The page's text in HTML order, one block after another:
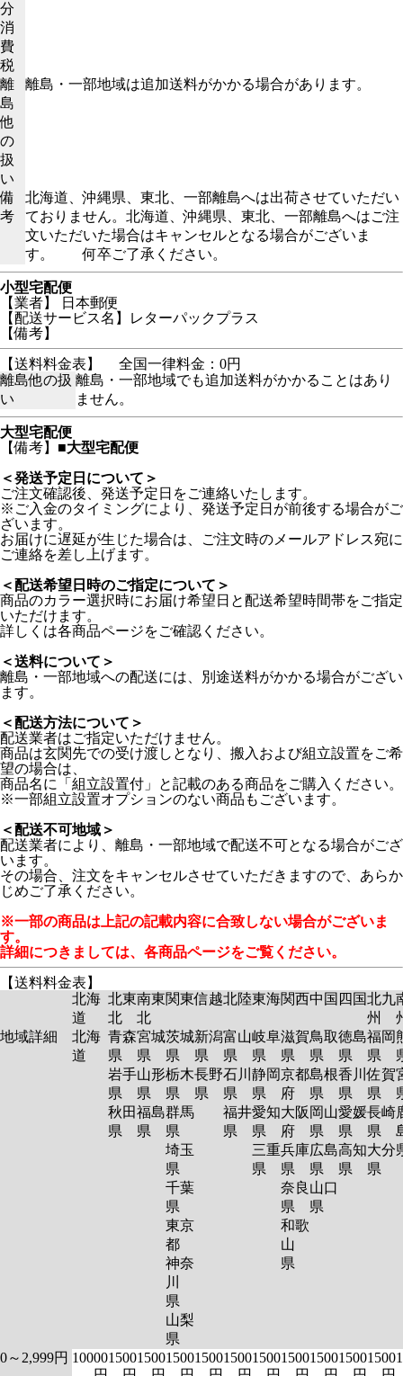
分
消
費
税
離
島
他
の
扱
い
離島・一部地域は追加送料がかかる場合があります。
備
考
北海道、沖縄県、東北、一部離島へは出荷させていただい
ておりません。北海道、沖縄県、東北、一部離島へはご注
文いただいた場合はキャンセルとなる場合がございま
す。 何卒ご了承ください。
小型宅配便
【業者】 日本郵便
【配送サービス名】レターパックプラス
【備考】
【送料料金表】
全国一律料金：0円
離島他の扱
い
離島・一部地域でも追加送料がかかることはあり
ません。
大型宅配便
【備考】 ■大型宅配便
＜発送予定日について＞
ご注文確認後、発送予定日をご連絡いたします。
※ご入金のタイミングにより、発送予定日が前後する場合がご
ざいます。
お届けに遅延が生じた場合は、ご注文時のメールアドレス宛に
ご連絡を差し上げます。
＜配送希望日時のご指定について＞
商品のカラー選択時にお届け希望日と配送希望時間帯をご指定
いただけます。
詳しくは各商品ページをご確認ください。
＜送料について＞
離島・一部地域への配送には、別途送料がかかる場合がござい
ます。
＜配送方法について＞
配送業者はご指定いただけません。
商品は玄関先での受け渡しとなり、搬入および組立設置をご希
望の場合は、
商品名に「組立設置付」と記載のある商品をご購入ください。
※一部組立設置オプションのない商品もございます。
＜配送不可地域＞
配送業者により、離島・一部地域で配送不可となる場合がござ
います。
その場合、注文をキャンセルさせていただきますので、あらか
じめご了承ください。
※一部の商品は上記の記載内容に合致しない場合がございま
す。
詳細につきましては、各商品ページをご覧ください。
【送料料金表】
北海
道
北東
北
南東
北
関東信越北陸東海関西中国 四国北九
州
地域詳細
北海
道
青森
県
岩手
県
秋田
県
宮城
県
山形
県
福島
県
茨城
県
栃木
県
群馬
県
埼玉
県
千葉
県
東京
都
神奈
川
県
山梨
県
新潟
県
長野
県
富山
県
石川
県
福井
県
岐阜
県
静岡
県
愛知
県
三重
県
滋賀
県
京都
府
大阪
府
兵庫
県
奈良
県
和歌
山
県
鳥取
県
島根
県
岡山
県
広島
県
山口
県
徳島
県
香川
県
愛媛
県
高知
県
福岡
県
佐賀
県
長崎
県
大分
県
0～2,999円 100001500150015001500150015001500150015001500